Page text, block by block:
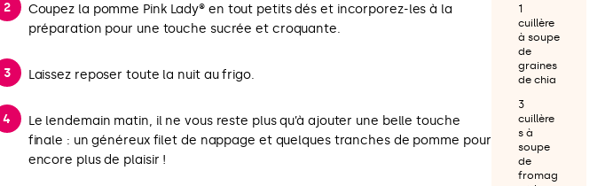
Coupez la pomme Pink Lady® en tout petits dés et incorporez-les à la
préparation pour une touche sucrée et croquante.
Laissez reposer toute la nuit au frigo.
Le lendemain matin, il ne vous reste plus qu’à ajouter une belle touche
finale : un généreux filet de nappage et quelques tranches de pomme pour
encore plus de plaisir !
1
cuillère
à soupe
de
graines
de chia
3
cuillère
s à
soupe
de
fromag